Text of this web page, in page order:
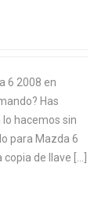
6 2008 en
Has
lo hacemos sin
para Mazda 6
de llave […]